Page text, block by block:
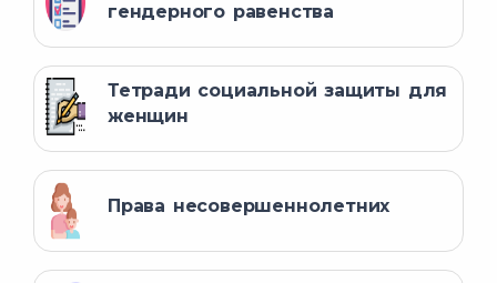
гендерного равенства
Тетради социальной защиты для
женщин
Права несовершеннолетних